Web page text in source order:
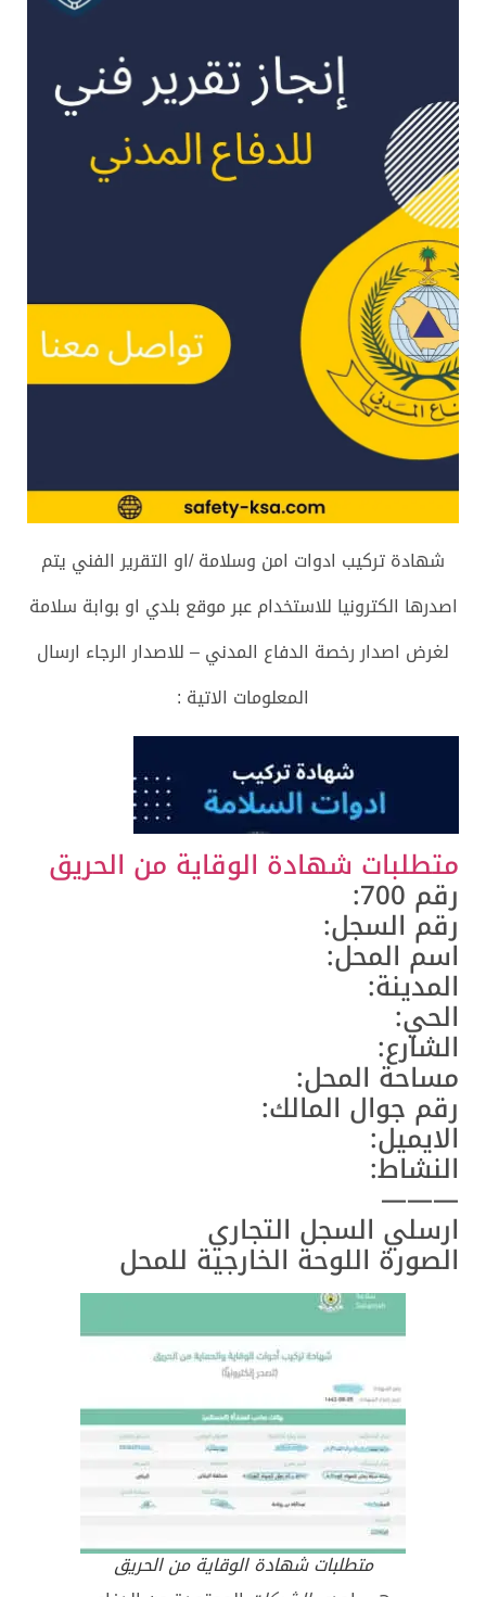
شهادة تركيب ادوات امن وسلامة /او التقرير الفني يتم
اصدرها الكترونيا للاستخدام عبر موقع بلدي او بوابة سلامة
لغرض اصدار رخصة الدفاع المدني – للاصدار الرجاء ارسال
المعلومات الاتية :
متطلبات شهادة الوقاية من الحريق
رقم 700:
رقم السجل:
اسم المحل:
المدينة:
الحي:
الشارع:
مساحة المحل:
رقم جوال المالك:
الايميل:
النشاط:
———
ارسلي السجل التجاري
الصورة اللوحة الخارجية للمحل
متطلبات شهادة الوقاية من الحريق